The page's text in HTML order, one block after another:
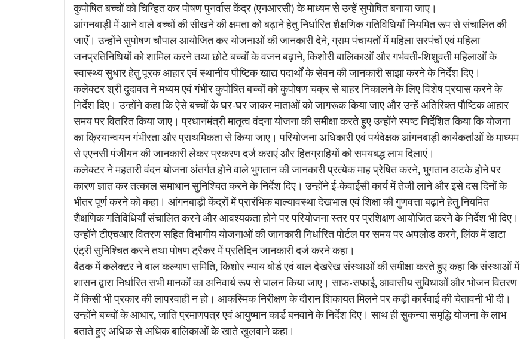
कुपोषित बच्चों को चिन्हित कर पोषण पुनर्वास केंद्र (एनआरसी) के माध्यम से उन्हें सुपोषित बनाया जाए।
आंगनबाड़ी में आने वाले बच्चों की सीखने की क्षमता को बढ़ाने हेतु निर्धारित शैक्षणिक गतिविधियाँ नियमित रूप से संचालित की
जाएँ। उन्होंने सुपोषण चौपाल आयोजित कर योजनाओं की जानकारी देने, ग्राम पंचायतों में महिला सरपंचों एवं महिला
जनप्रतिनिधियों को शामिल करने तथा छोटे बच्चों के वजन बढ़ाने, किशोरी बालिकाओं और गर्भवती-शिशुवती महिलाओं के
स्वास्थ्य सुधार हेतु पूरक आहार एवं स्थानीय पौष्टिक खाद्य पदार्थों के सेवन की जानकारी साझा करने के निर्देश दिए।
कलेक्टर श्री दुदावत ने मध्यम एवं गंभीर कुपोषित बच्चों को कुपोषण चक्र से बाहर निकालने के लिए विशेष प्रयास करने के
निर्देश दिए। उन्होंने कहा कि ऐसे बच्चों के घर-घर जाकर माताओं को जागरूक किया जाए और उन्हें अतिरिक्त पौष्टिक आहार
समय पर वितरित किया जाए। प्रधानमंत्री मातृत्व वंदना योजना की समीक्षा करते हुए उन्होंने स्पष्ट निर्देशित किया कि योजना
का क्रियान्वयन गंभीरता और प्राथमिकता से किया जाए। परियोजना अधिकारी एवं पर्यवेक्षक आंगनबाड़ी कार्यकर्ताओं के माध्यम
से एएनसी पंजीयन की जानकारी लेकर प्रकरण दर्ज कराएं और हितग्राहियों को समयबद्ध लाभ दिलाएं।
कलेक्टर ने महतारी वंदन योजना अंतर्गत होने वाले भुगतान की जानकारी प्रत्येक माह प्रेषित करने, भुगतान अटके होने पर
कारण ज्ञात कर तत्काल समाधान सुनिश्चित करने के निर्देश दिए। उन्होंने ई-केवाईसी कार्य में तेजी लाने और इसे दस दिनों के
भीतर पूर्ण करने को कहा। आंगनबाड़ी केंद्रों में प्रारंभिक बाल्यावस्था देखभाल एवं शिक्षा की गुणवत्ता बढ़ाने हेतु नियमित
शैक्षणिक गतिविधियाँ संचालित करने और आवश्यकता होने पर परियोजना स्तर पर प्रशिक्षण आयोजित करने के निर्देश भी दिए।
उन्होंने टीएचआर वितरण सहित विभागीय योजनाओं की जानकारी निर्धारित पोर्टल पर समय पर अपलोड करने, लिंक में डाटा
एंट्री सुनिश्चित करने तथा पोषण ट्रैकर में प्रतिदिन जानकारी दर्ज करने कहा।
बैठक में कलेक्टर ने बाल कल्याण समिति, किशोर न्याय बोर्ड एवं बाल देखरेख संस्थाओं की समीक्षा करते हुए कहा कि संस्थाओं में
शासन द्वारा निर्धारित सभी मानकों का अनिवार्य रूप से पालन किया जाए। साफ-सफाई, आवासीय सुविधाओं और भोजन वितरण
में किसी भी प्रकार की लापरवाही न हो। आकस्मिक निरीक्षण के दौरान शिकायत मिलने पर कड़ी कार्रवाई की चेतावनी भी दी।
उन्होंने बच्चों के आधार, जाति प्रमाणपत्र एवं आयुष्मान कार्ड बनवाने के निर्देश दिए। साथ ही सुकन्या समृद्धि योजना के लाभ
बताते हुए अधिक से अधिक बालिकाओं के खाते खुलवाने कहा।